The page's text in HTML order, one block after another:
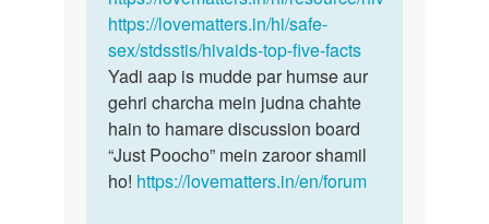
https://lovematters.in/hi/safe-
sex/stdsstis/hivaids-top-five-facts
Yadi aap is mudde par humse aur
gehri charcha mein judna chahte
hain to hamare discussion board
“Just Poocho” mein zaroor shamil
ho! https://lovematters.in/en/forum